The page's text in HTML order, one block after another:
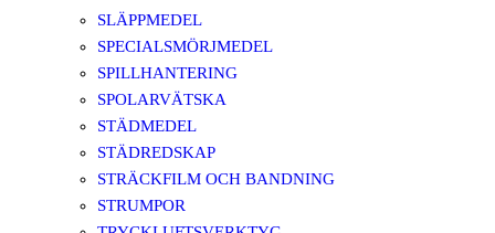
SLÄPPMEDEL
SPECIALSMÖRJMEDEL
SPILLHANTERING
SPOLARVÄTSKA
STÄDMEDEL
STÄDREDSKAP
STRÄCKFILM OCH BANDNING
STRUMPOR